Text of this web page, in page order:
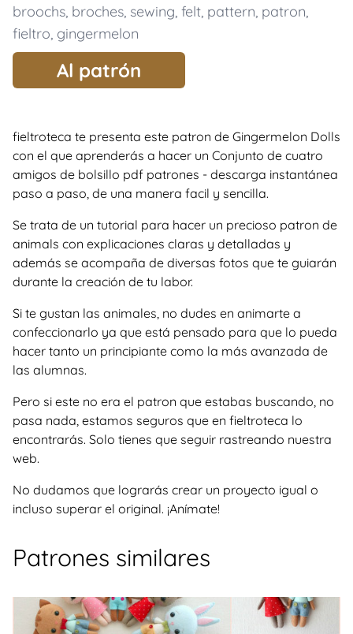
broochs, broches, sewing, felt, pattern, patron,
fieltro, gingermelon
Al patrón
fieltroteca te presenta este patron de Gingermelon Dolls
con el que aprenderás a hacer un Conjunto de cuatro
amigos de bolsillo pdf patrones - descarga instantánea
paso a paso, de una manera facil y sencilla.
Se trata de un tutorial para hacer un precioso patron de
animals con explicaciones claras y detalladas y
además se acompaña de diversas fotos que te guiarán
durante la creación de tu labor.
Si te gustan las animales, no dudes en animarte a
confeccionarlo ya que está pensado para que lo pueda
hacer tanto un principiante como la más avanzada de
las alumnas.
Pero si este no era el patron que estabas buscando, no
pasa nada, estamos seguros que en fieltroteca lo
encontrarás. Solo tienes que seguir rastreando nuestra
web.
No dudamos que lograrás crear un proyecto igual o
incluso superar el original. ¡Anímate!
Patrones similares